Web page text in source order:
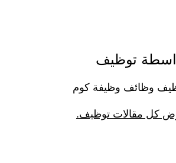
توظيف
وظائف وظيفة كوم
كل مقالات توظيف.